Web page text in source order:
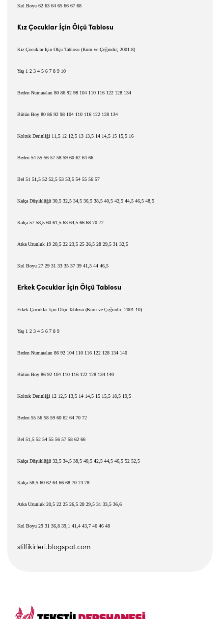
Kol Boyu 62 63 64 65 66 67 68
Kız Çocuklar İçin Ölçü Tablosu
Kız Çocuklarİçin Ölçü Tablosu (Kuru ve Çeğindir; 2001:8)
Yaş 1 2 3 4 5 6 7 8 9 10
Beden Numaraları 80 86 92 98 104 110 116 122 128 134
Bütün Boy 80 86 92 98 104 110 116 122 128 134
Koltuk Derinliği 11,5 12 12,5 13 13,5 14 14,5 15 15,5 16
Beden 54 55 56 57 58 59 60 62 64 66
Bel 51 51,5 52 52,5 53 53,5 54 55 56 57
Kalça Düşüklüğü 30,5 32,5 34,5 36,5 38,5 40,5 42,5 44,5 46,5 48,5
Kalça 57 58,5 60 61,5 63 64,5 66 68 70 72
Arka Uzunluk 19 20,5 22 23,5 25 26,5 28 29,5 31 32,5
Kol Boyu 27 29 31 33 35 37 39 41,5 44 46,5
Erkek Çocuklar İçin Ölçü Tablosu
Erkek Çocuklarİçin Ölçü Tablosu (Kuru ve Çeğindir; 2001:10)
Yaş 1 2 3 4 5 6 7 8 9
Beden Numaraları 86 92 104 110 116 122 128 134 140
Bütün Boy 86 92 104 110 116 122 128 134 140
Koltuk Derinliği 12 12,5 13,5 14 14,5 15 15,5 18,5 19,5
Beden 55 56 58 59 60 62 64 70 72
Bel 51,5 52 54 55 56 57 58 62 66
Kalça Düşüklüğü 32,5 34,5 38,5 40,5 42,5 44,5 46,5 52 52,5
Kalça 58,5 60 62 64 66 68 70 74 78
Arka Uzunluk 20,5 22 25 26,5 28 29,5 31 33,5 36,6
Kol Boyu 29 31 36,8 39,1 41,4 43,7 46 46 48
stilfikirleri.blogspot.com